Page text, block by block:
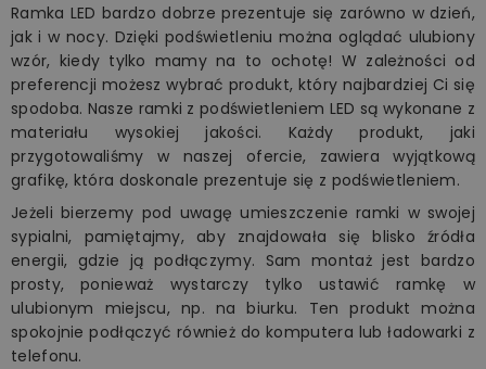
Ramka LED bardzo dobrze prezentuje się zarówno w dzień,
jak i w nocy. Dzięki podświetleniu można oglądać ulubiony
wzór, kiedy tylko mamy na to ochotę! W zależności od
preferencji możesz wybrać produkt, który najbardziej Ci się
spodoba. Nasze ramki z podświetleniem LED są wykonane z
materiału wysokiej jakości. Każdy produkt, jaki
przygotowaliśmy w naszej ofercie, zawiera wyjątkową
grafikę, która doskonale prezentuje się z podświetleniem.
Jeżeli bierzemy pod uwagę umieszczenie ramki w swojej
sypialni, pamiętajmy, aby znajdowała się blisko źródła
energii, gdzie ją podłączymy. Sam montaż jest bardzo
prosty, ponieważ wystarczy tylko ustawić ramkę w
ulubionym miejscu, np. na biurku. Ten produkt można
spokojnie podłączyć również do komputera lub ładowarki z
telefonu.